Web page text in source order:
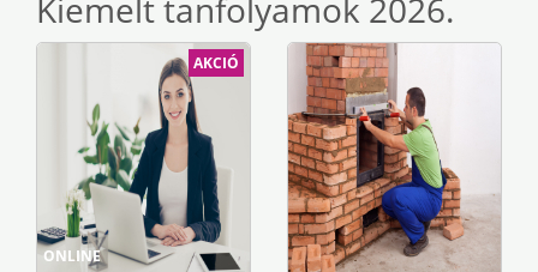
Kiemelt tanfolyamok 2026.
ONLINE
AKCIÓ